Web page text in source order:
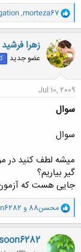
و
ا
ک
ن
ش
ه
ا
morteza67
,
زهرا فرشید
عضو جدید
Jul 10, 2009
سوال
سوال
میشه لطف کنید در
گیر بیاریم؟
جایی هست که آزمون
و
ا
ک
ن
ش
محسن88 و